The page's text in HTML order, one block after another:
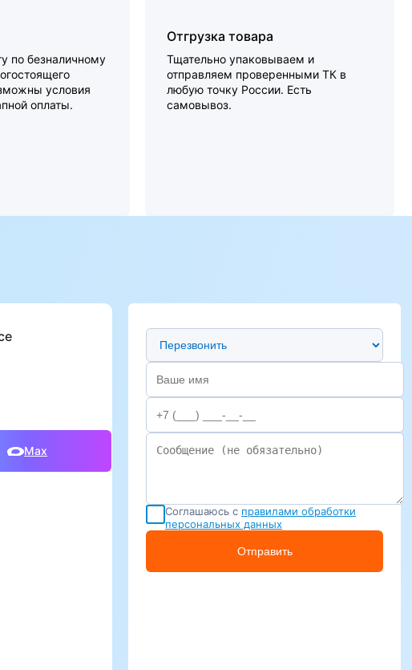
по безналичному
условия
оплаты.
Отгрузка товара
Тщательно упаковываем и
отправляем проверенными ТК в
любую точку России. Есть
самовывоз.
Max
Предпочтительный способ связи
Соглашаюсь с правилами обработки
персональных данных
Отправить